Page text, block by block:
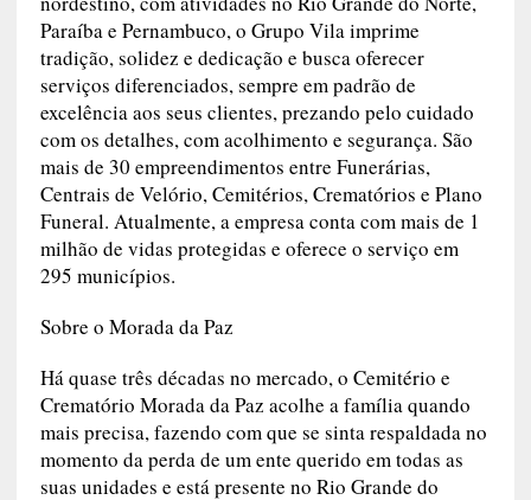
Sobre o Grupo Vila
Com 71 anos de atuação no mercado funerário
nordestino, com atividades no Rio Grande do
Norte, Paraíba e Pernambuco, o Grupo Vila
imprime tradição, solidez e dedicação e busca
oferecer serviços diferenciados, sempre em
padrão de excelência aos seus clientes, prezando
pelo cuidado com os detalhes, com acolhimento
e segurança. São mais de 30 empreendimentos
Crematórios e Plano Funeral. Atualmente, a
protegidas e oferece o serviço em 295
municípios.
Sobre o Morada da Paz